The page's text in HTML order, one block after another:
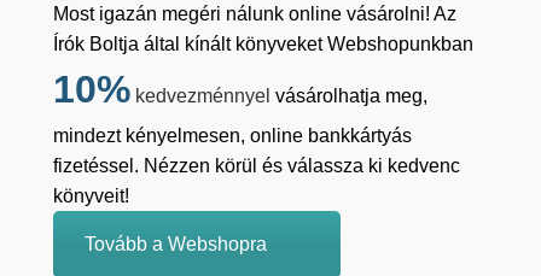
Most igazán megéri nálunk online vásárolni! Az
Írók Boltja által kínált könyveket Webshopunkban
10% kedvezménnyel vásárolhatja meg,
mindezt kényelmesen, online bankkártyás
fizetéssel. Nézzen körül és válassza ki kedvenc
könyveit!
Tovább a Webshopra